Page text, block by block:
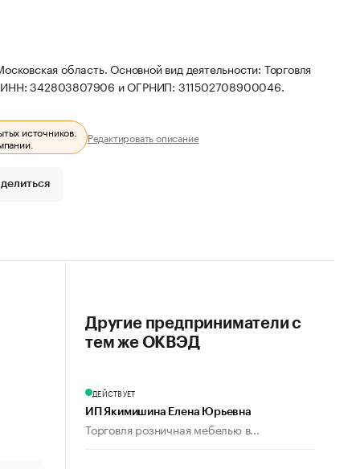
область. Основной вид деятельности: Торговля
ИНН: 342803807906 и ОГРНИП: 311502708900046.
источников.
Редактировать описание
Другие предприниматели с
тем же ОКВЭД
ДЕЙСТВУЕТ
ИП Якимишина Елена Юрьевна
Торговля розничная мебелью в...